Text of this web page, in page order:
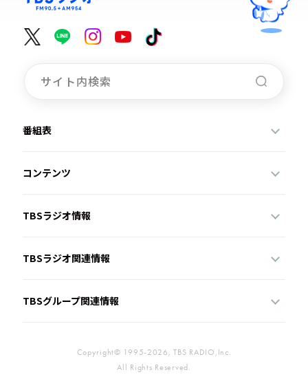
番組表
コンテンツ
TBSラジオ情報
TBSラジオ関連情報
TBSグループ関連情報
Copyright© 1995-2026, TBS RADIO,Inc.
All Rights Reserved.